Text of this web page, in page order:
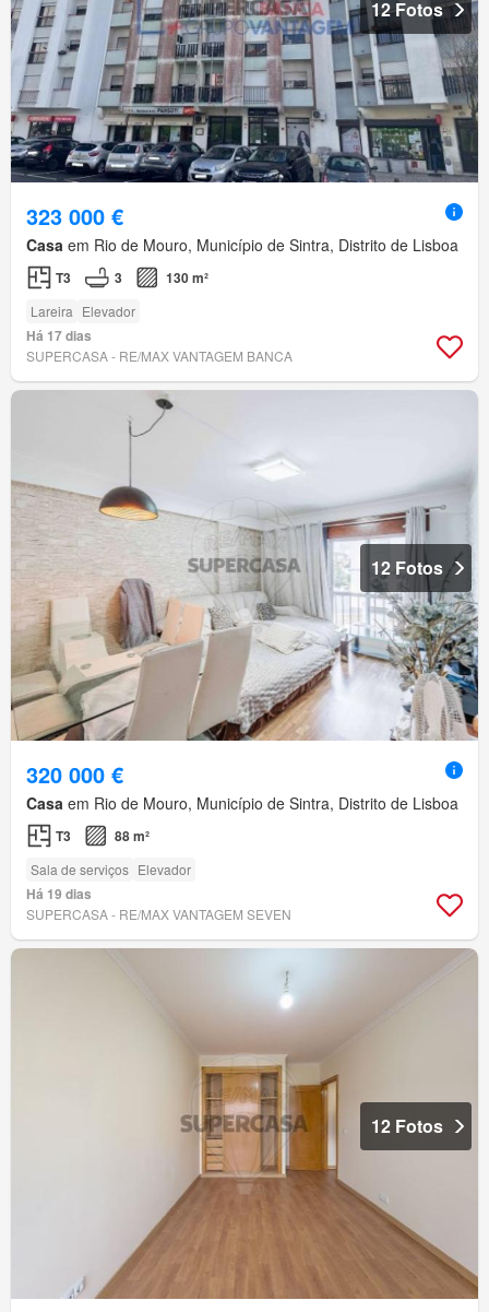
12 Fotos
323 000 €
Casa em Rio de Mouro, Município de Sintra, Distrito de Lisboa
T3 3 130 m²
Lareira Elevador
Há 17 dias
SUPERCASA - RE/MAX VANTAGEM BANCA
12 Fotos
320 000 €
Casa em Rio de Mouro, Município de Sintra, Distrito de Lisboa
T3 88 m²
Sala de serviços Elevador
Há 19 dias
SUPERCASA - RE/MAX VANTAGEM SEVEN
12 Fotos